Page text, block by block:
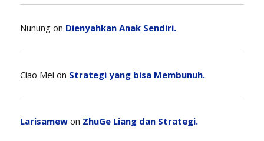
Nunung on Dienyahkan Anak Sendiri.
Ciao Mei on Strategi yang bisa Membunuh.
Larisamew on ZhuGe Liang dan Strategi.